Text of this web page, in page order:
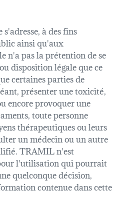
à des fins
ainsi qu'aux
n'a pas la prétention de se
disposition légale que ce
certaines parties de
présenter une toxicité,
encore provoquer une
toute personne
thérapeutiques ou leurs
un médecin ou un autre
TRAMIL n'est
l'utilisation qui pourrait
quelconque décision,
contenue dans cette